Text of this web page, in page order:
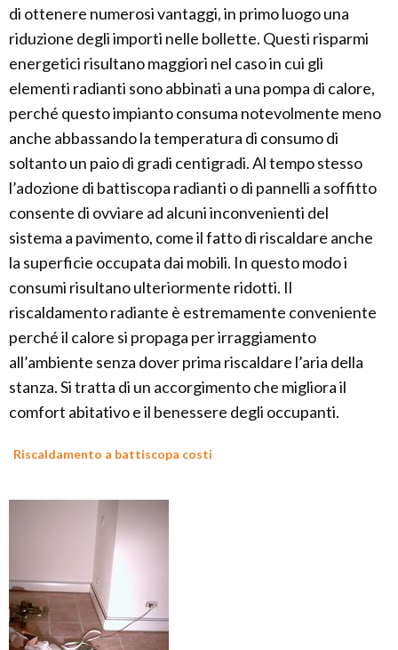
di ottenere numerosi vantaggi, in primo luogo una
riduzione degli importi nelle bollette. Questi risparmi
energetici risultano maggiori nel caso in cui gli
elementi radianti sono abbinati a una pompa di calore,
perché questo impianto consuma notevolmente meno
anche abbassando la temperatura di consumo di
soltanto un paio di gradi centigradi. Al tempo stesso
l’adozione di battiscopa radianti o di pannelli a soffitto
consente di ovviare ad alcuni inconvenienti del
sistema a pavimento, come il fatto di riscaldare anche
la superficie occupata dai mobili. In questo modo i
consumi risultano ulteriormente ridotti. Il
riscaldamento radiante è estremamente conveniente
perché il calore si propaga per irraggiamento
all’ambiente senza dover prima riscaldare l’aria della
stanza. Si tratta di un accorgimento che migliora il
comfort abitativo e il benessere degli occupanti.
Riscaldamento a battiscopa costi